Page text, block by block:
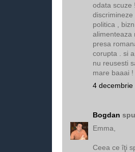
odata scuze
politica ,
alimenteaza
presa
corupta . si
nu reusesti
mare baaai !
4
Bogdan
Emma,
Ceea ce îţi